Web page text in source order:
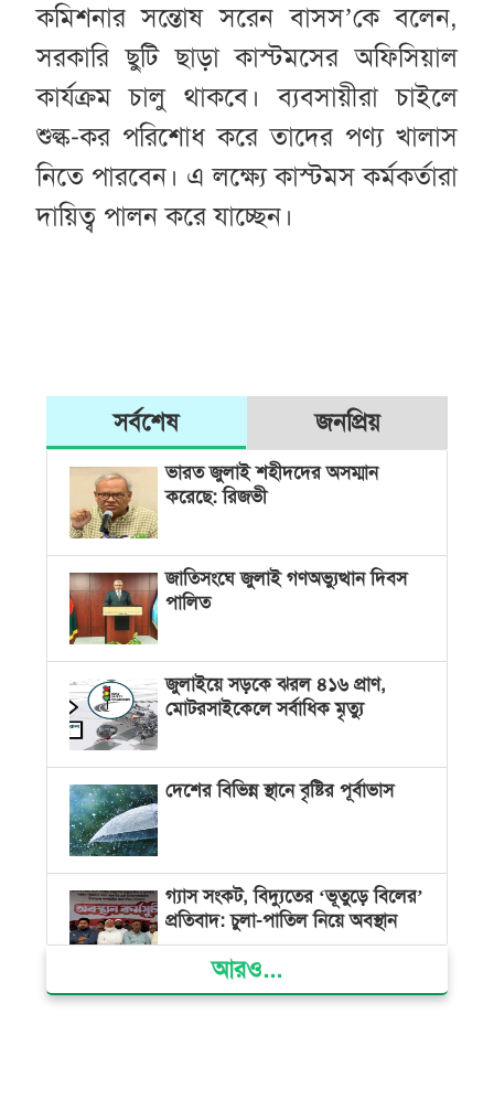
কমিশনার সন্তোষ সরেন বাসস’কে বলেন,
সরকারি ছুটি ছাড়া কাস্টমসের অফিসিয়াল
কার্যক্রম চালু থাকবে। ব্যবসায়ীরা চাইলে
শুল্ক-কর পরিশোধ করে তাদের পণ্য খালাস
নিতে পারবেন। এ লক্ষ্যে কাস্টমস কর্মকর্তারা
দায়িত্ব পালন করে যাচ্ছেন।
সর্বশেষ জনপ্রিয়
ভারত জুলাই শহীদদের অসম্মান
করেছে: রিজভী
জাতিসংঘে জুলাই গণঅভ্যুত্থান দিবস
পালিত
জুলাইয়ে সড়কে ঝরল ৪১৬ প্রাণ,
মোটরসাইকেলে সর্বাধিক মৃত্যু
দেশের বিভিন্ন স্থানে বৃষ্টির পূর্বাভাস
গ্যাস সংকট, বিদ্যুতের ‘ভূতুড়ে বিলের’
প্রতিবাদ: চুলা-পাতিল নিয়ে অবস্থান
ক্ষমতার কেন্দ্র গণভবন থেকে রক্তাক্ত
আরও...